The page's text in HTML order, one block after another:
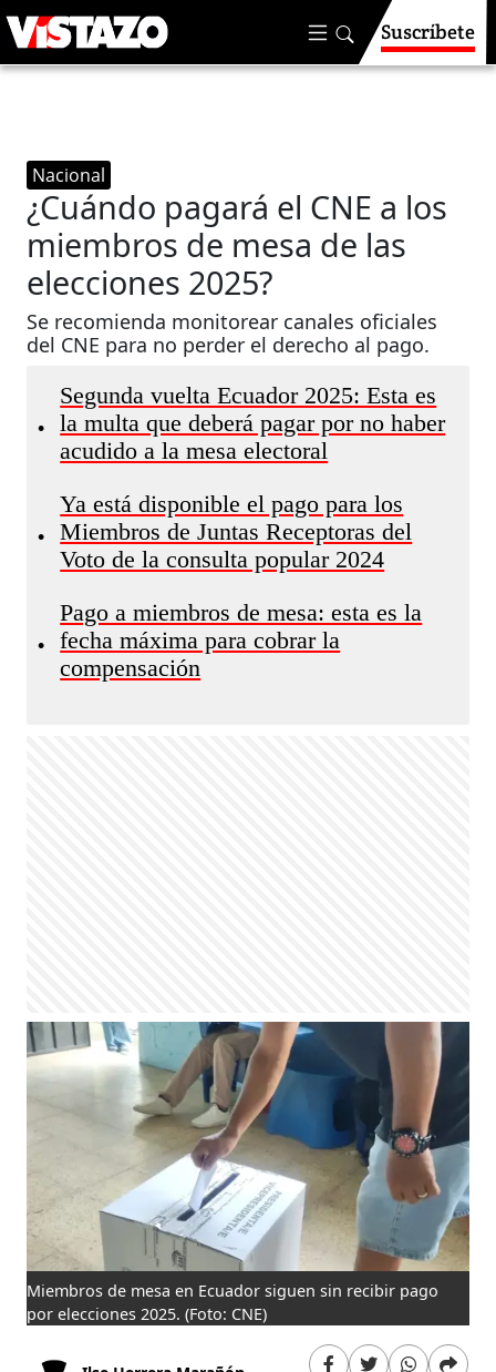
Suscríbete
Nacional
¿Cuándo pagará el CNE a los
miembros de mesa de las
elecciones 2025?
Se recomienda monitorear canales oficiales
del CNE para no perder el derecho al pago.
•
Segunda vuelta Ecuador 2025: Esta es
la multa que deberá pagar por no haber
acudido a la mesa electoral
•
Ya está disponible el pago para los
Miembros de Juntas Receptoras del
Voto de la consulta popular 2024
•
Pago a miembros de mesa: esta es la
fecha máxima para cobrar la
compensación
Miembros de mesa en Ecuador siguen sin recibir pago
por elecciones 2025. (Foto: CNE)